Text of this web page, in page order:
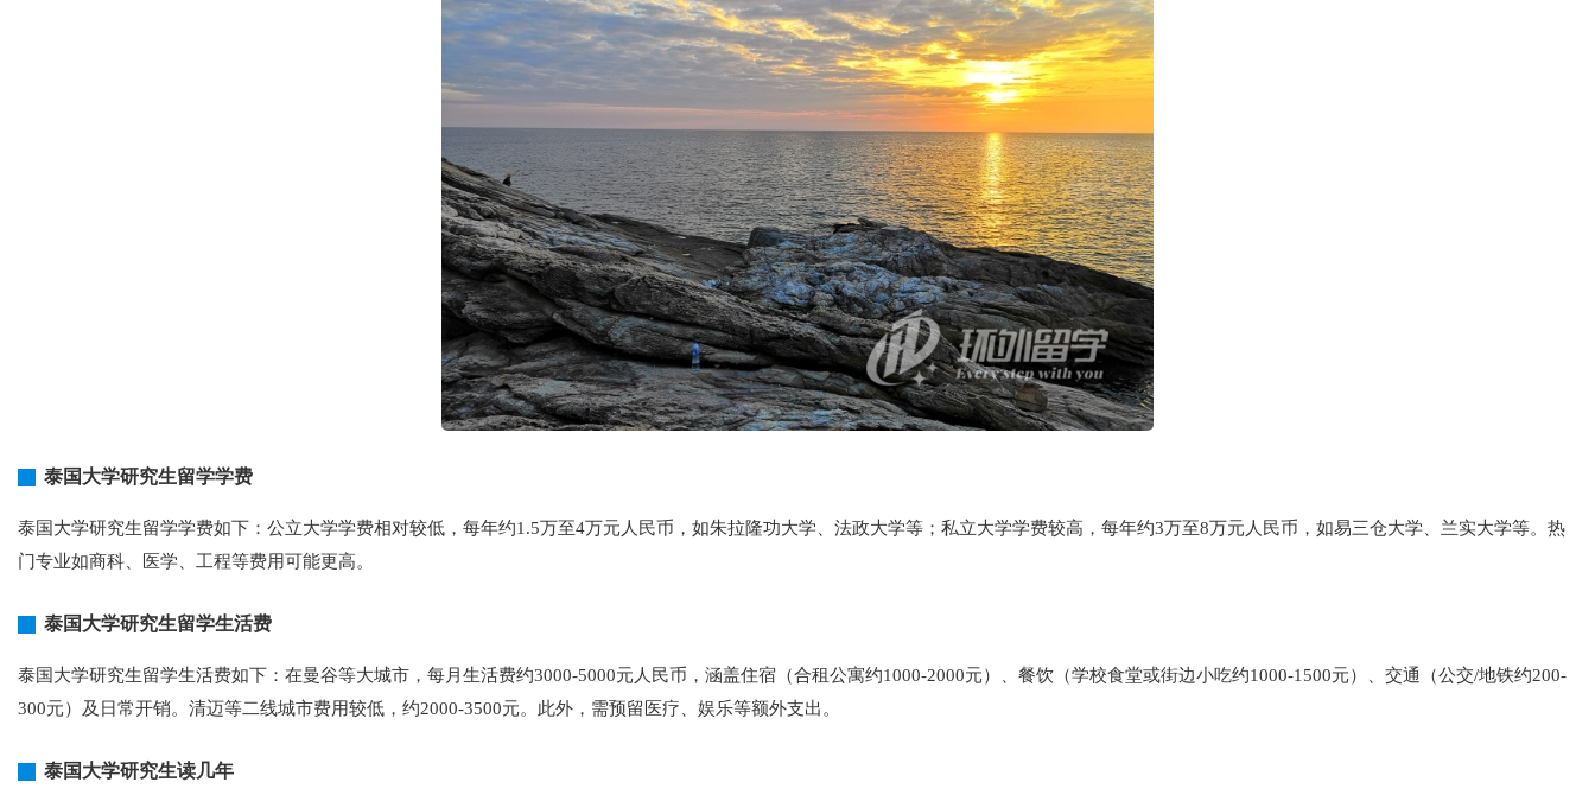
泰国大学研究生留学学费
泰国大学研究生留学学费如下：公立大学学费相对较低，每年约1.5万至4万元人民币，如朱拉隆功大学、法政大学等；私立大学学费较高，每年约3万至8万元人民币，如易三仓大学、兰实大学等。热
门专业如商科、医学、工程等费用可能更高。
泰国大学研究生留学生活费
泰国大学研究生留学生活费如下：在曼谷等大城市，每月生活费约3000-5000元人民币，涵盖住宿（合租公寓约1000-2000元）、餐饮（学校食堂或街边小吃约1000-1500元）、交通（公交/地铁约200-
300元）及日常开销。清迈等二线城市费用较低，约2000-3500元。此外，需预留医疗、娱乐等额外支出。
泰国大学研究生读几年